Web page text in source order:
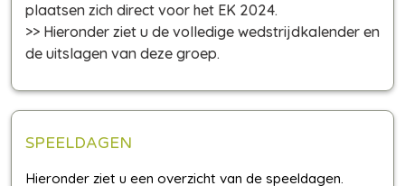
plaatsen zich direct voor het EK 2024.
>> Hieronder ziet u de volledige wedstrijdkalender en
de uitslagen van deze groep.
SPEELDAGEN